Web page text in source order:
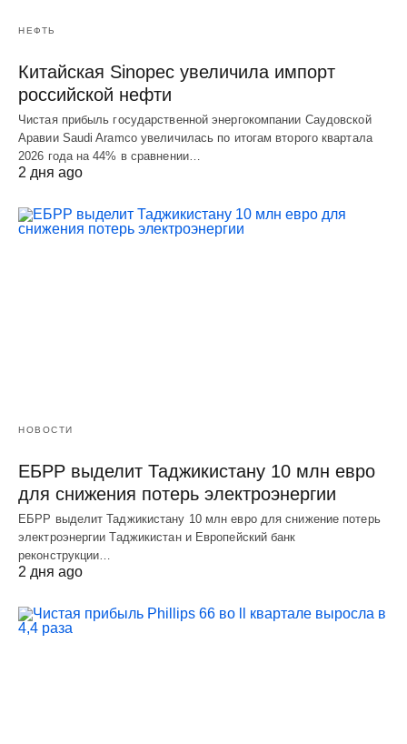
НЕФТЬ
Китайская Sinopec увеличила импорт
российской нефти
Чистая прибыль государственной энергокомпании Саудовской
Аравии Saudi Aramco увеличилась по итогам второго квартала
2026 года на 44% в сравнении…
2 дня ago
НОВОСТИ
ЕБРР выделит Таджикистану 10 млн евро
для снижения потерь электроэнергии
ЕБРР выделит Таджикистану 10 млн евро для снижение потерь
электроэнергии Таджикистан и Европейский банк
реконструкции…
2 дня ago